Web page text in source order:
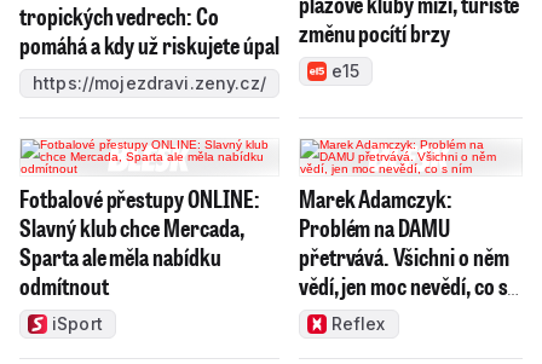
tropických vedrech: Co
pomáhá a kdy už riskujete úpal
https://mojezdravi.zeny.cz/
změnu pocítí brzy
e15
Fotbalové přestupy ONLINE:
Slavný klub chce Mercada,
Sparta ale měla nabídku
odmítnout
iSport
Marek Adamczyk:
Problém na DAMU
přetrvává. Všichni o něm
vědí, jen moc nevědí, co s
nímReflex